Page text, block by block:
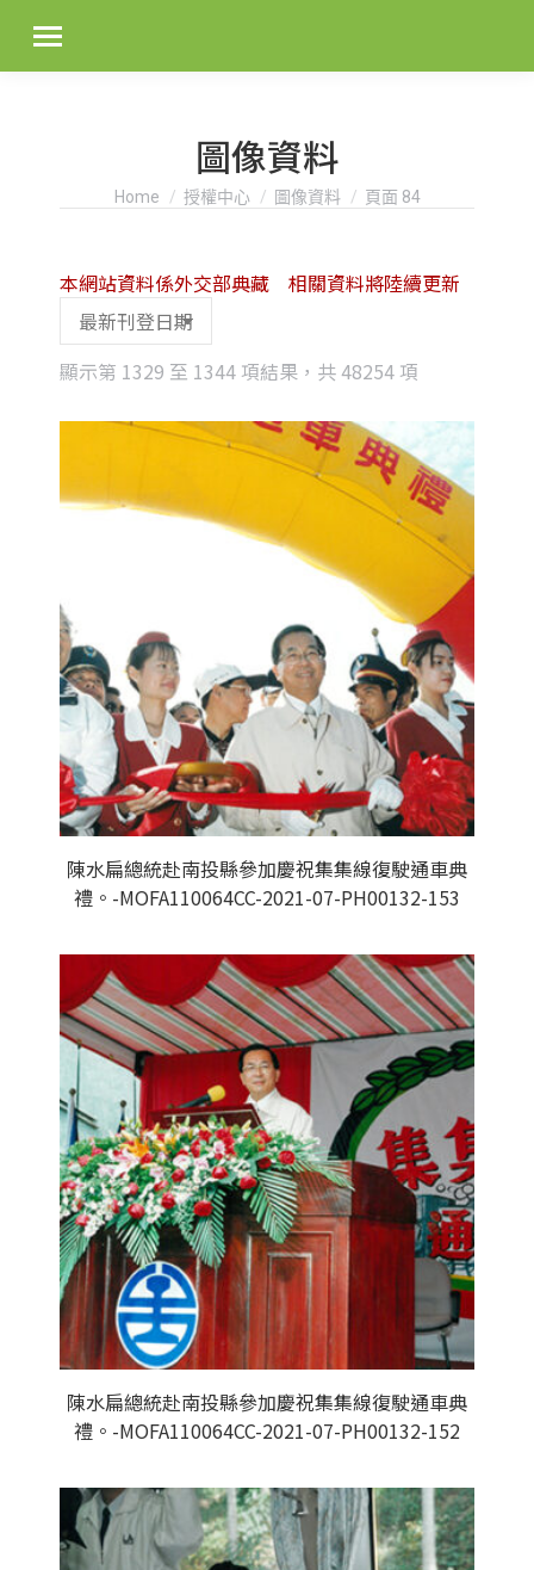
圖像資料
You are here:
Home 授權中心 圖像資料 頁面 84
顯示第 1329 至 1344 項結果，共 48254 項
latest
本網站資料係外交部典藏 相關資料將陸續更新
陳水扁總統赴南投縣參加慶祝集集線復駛通車典
禮。-MOFA110064CC-2021-07-PH00132-153
陳水扁總統赴南投縣參加慶祝集集線復駛通車典
禮。-MOFA110064CC-2021-07-PH00132-152